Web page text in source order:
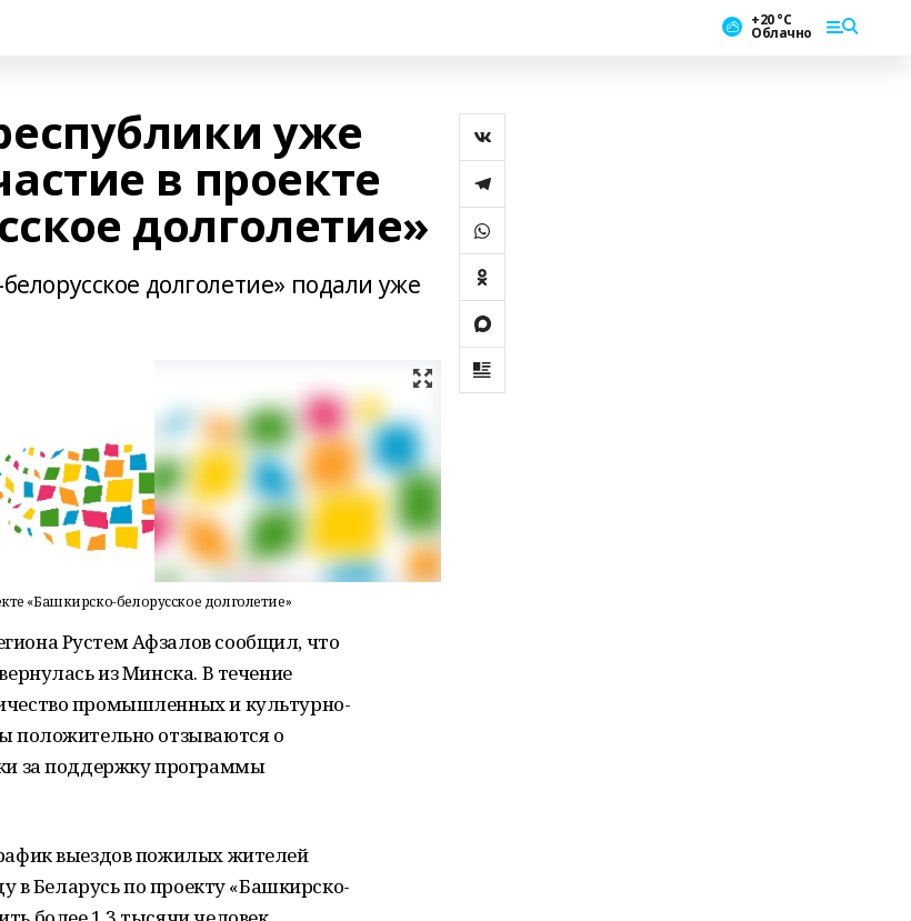
+20 °С
Облачно
уже
в проекте
долголетие»
долголетие» подали уже
«Башкирско-белорусское долголетие»
Рустем Афзалов сообщил, что
из Минска. В течение
промышленных и культурно-
положительно отзываются о
за поддержку программы
выездов пожилых жителей
в Беларусь по проекту «Башкирско-